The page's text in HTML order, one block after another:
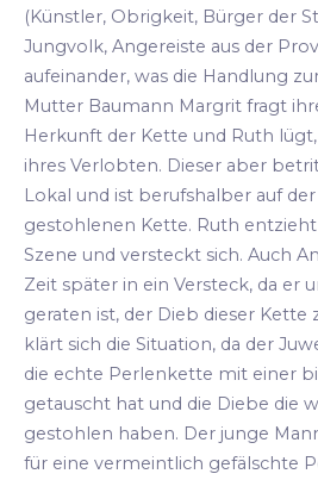
(Künstler, Obrigkeit, Bürger der
Jungvolk, Angereiste aus der
aufeinander, was die Handlung
Mutter Baumann Margrit fragt
Herkunft der Kette und Ruth lügt,
ihres Verlobten. Dieser aber
Lokal und ist berufshalber auf
gestohlenen Kette. Ruth
Szene und versteckt sich. Auch
Zeit später in ein Versteck, da er
geraten ist, der Dieb dieser Kette
klärt sich die Situation, da der
die echte Perlenkette mit einer
getauscht hat und die Diebe die
gestohlen haben. Der junge
für eine vermeintlich gefälschte